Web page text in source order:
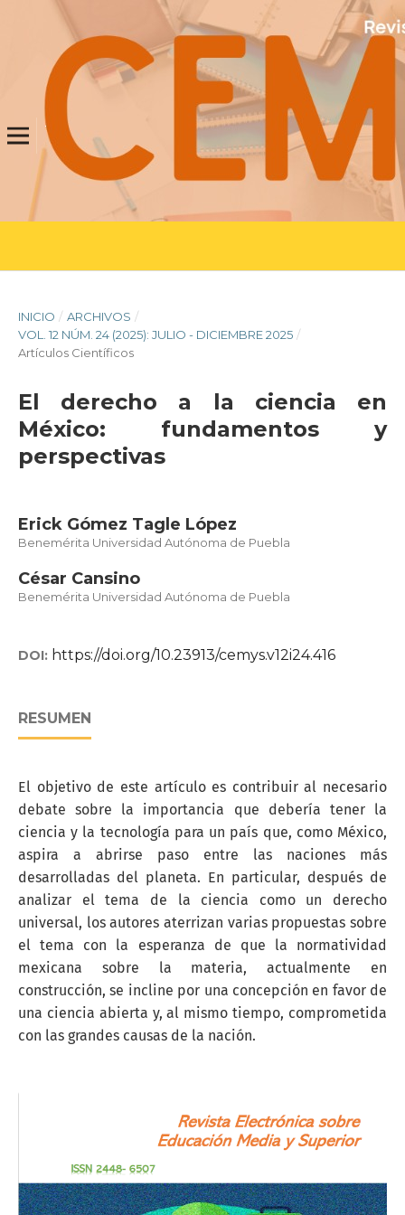
INICIO / ARCHIVOS /
VOL. 12 NÚM. 24 (2025): JULIO - DICIEMBRE 2025 /
Artículos Científicos
El derecho a la ciencia en
México: fundamentos y
perspectivas
Erick Gómez Tagle López
Benemérita Universidad Autónoma de Puebla
César Cansino
Benemérita Universidad Autónoma de Puebla
DOI: https://doi.org/10.23913/cemys.v12i24.416
RESUMEN
El objetivo de este artículo es contribuir al necesario
debate sobre la importancia que debería tener la
ciencia y la tecnología para un país que, como México,
aspira a abrirse paso entre las naciones más
desarrolladas del planeta. En particular, después de
analizar el tema de la ciencia como un derecho
universal, los autores aterrizan varias propuestas sobre
el tema con la esperanza de que la normatividad
mexicana sobre la materia, actualmente en
construcción, se incline por una concepción en favor de
una ciencia abierta y, al mismo tiempo, comprometida
con las grandes causas de la nación.